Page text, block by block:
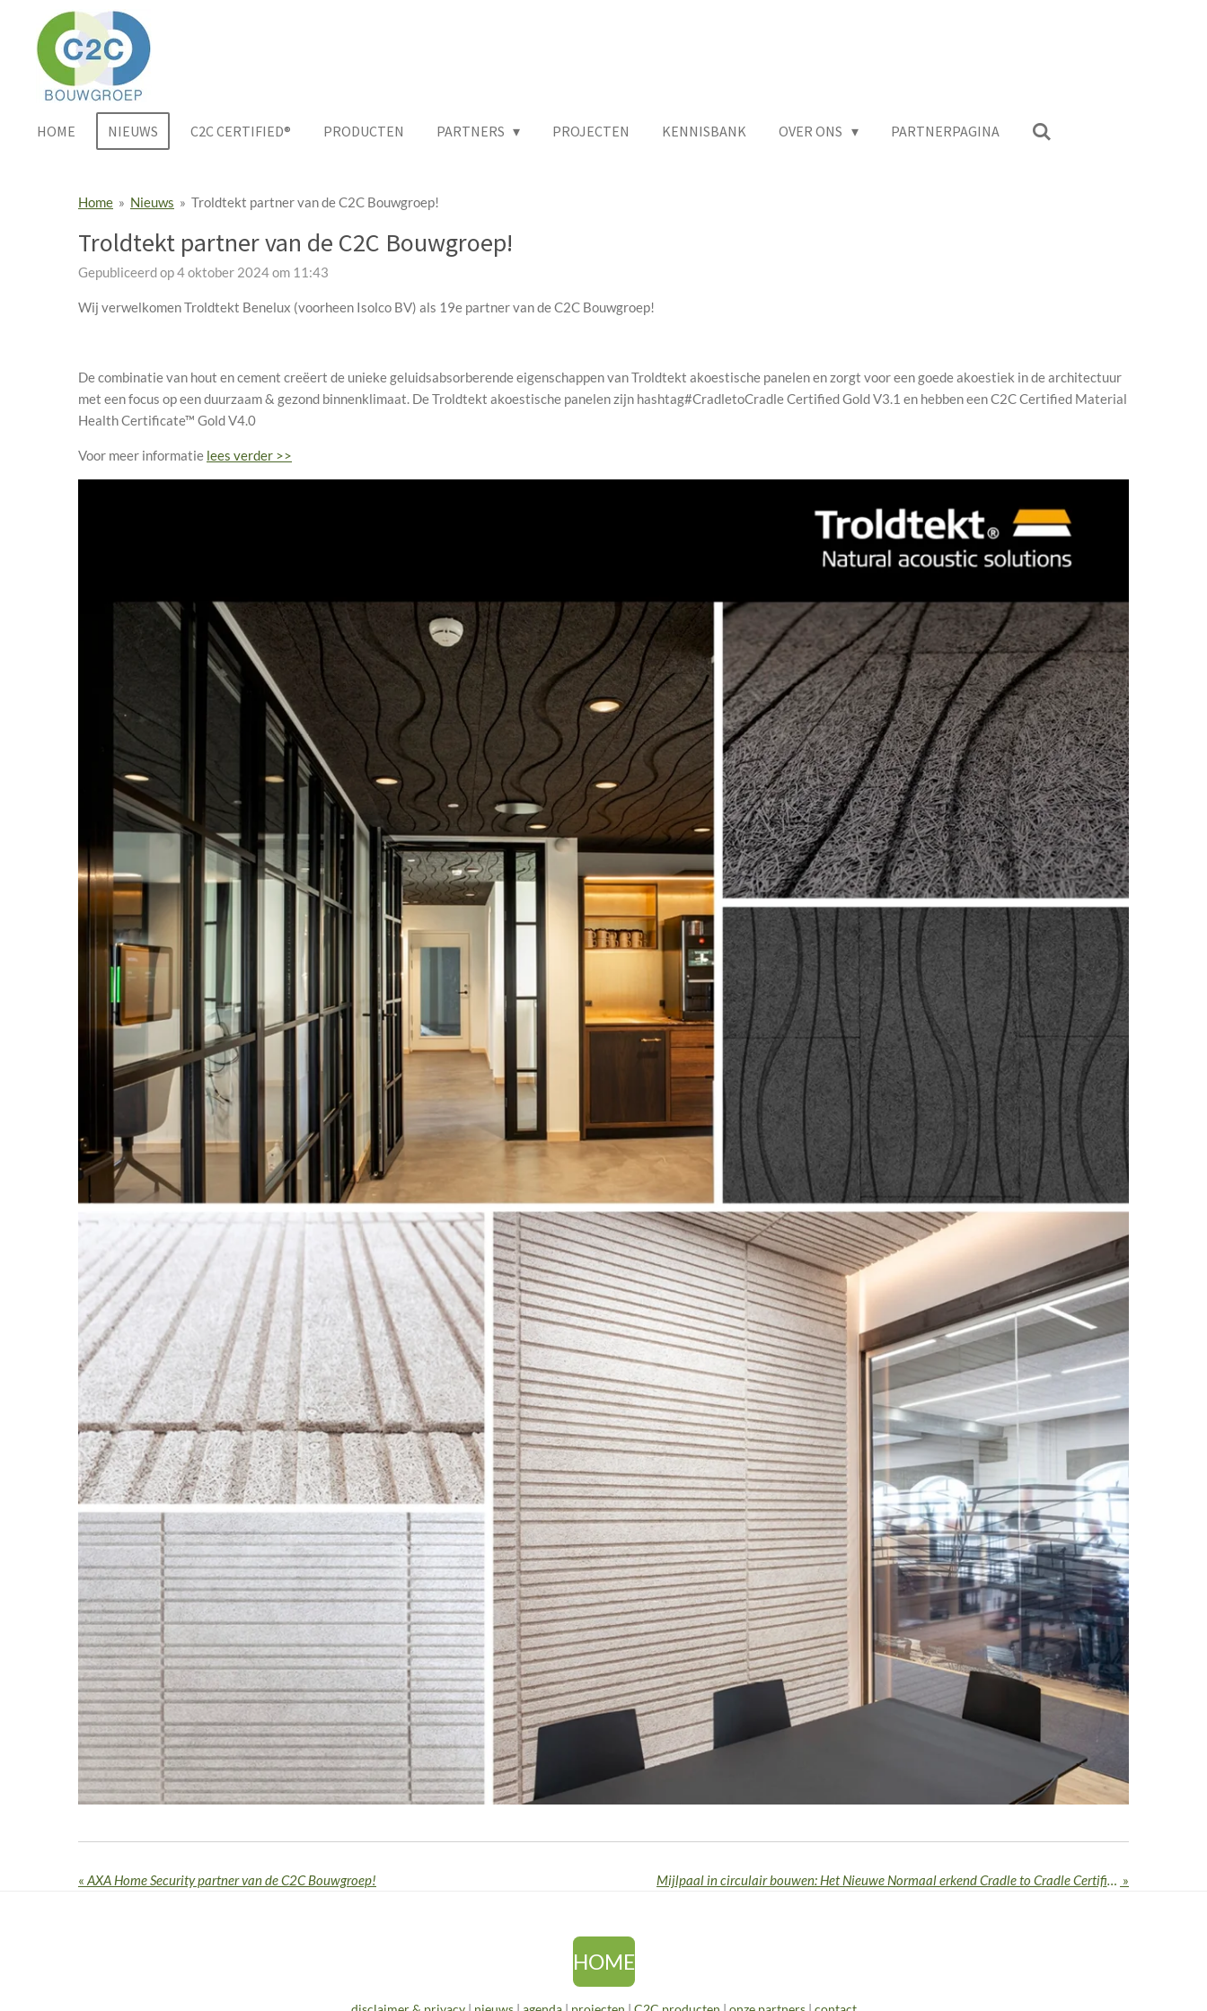
direct
hoofdinhoud
HOME NIEUWS C2C CERTIFIED® PRODUCTEN PARTNERS PROJECTEN KENNISBANK OVER ONS PARTNERPAGINA
Home » Nieuws » Troldtekt partner van de C2C Bouwgroep!
Troldtekt partner van de C2C Bouwgroep!
Gepubliceerd op 4 oktober 2024 om 11:43
Wij verwelkomen Troldtekt Benelux (voorheen Isolco BV) als 19e partner van de C2C Bouwgroep!
De combinatie van hout en cement creëert de unieke geluidsabsorberende eigenschappen van Troldtekt akoestische panelen en zorgt voor een goede akoestiek in de architectuur
met een focus op een duurzaam & gezond binnenklimaat. De Troldtekt akoestische panelen zijn hashtag#CradletoCradle Certified Gold V3.1 en hebben een C2C Certified Material
Health Certificate™ Gold V4.0
Voor meer informatie lees verder >>
« AXA Home Security partner van de C2C Bouwgroep! Mijlpaal in circulair bouwen: Het Nieuwe Normaal erkend Cradle to Cradle Certified® »
HOME